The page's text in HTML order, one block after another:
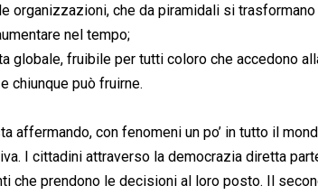
organizzazioni, che da piramidali si
nel tempo;
globale, fruibile per tutti coloro che accedono
chiunque può fruirne.
affermando, con fenomeni un po’ in tutto il
I cittadini attraverso la democrazia diretta
che prendono le decisioni al loro posto. Il